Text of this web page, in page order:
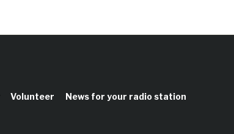
Volunteer
News for your radio station